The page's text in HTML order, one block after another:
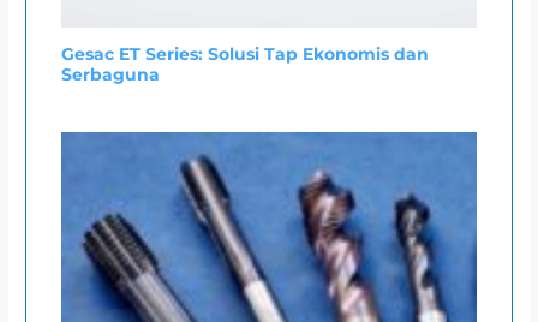
Gesac ET Series: Solusi Tap Ekonomis dan
Serbaguna